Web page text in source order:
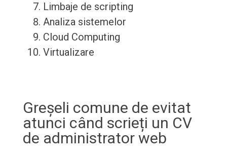
Limbaje de scripting
Analiza sistemelor
Cloud Computing
Virtualizare
Greșeli comune de evitat
atunci când scrieți un CV
de administrator web